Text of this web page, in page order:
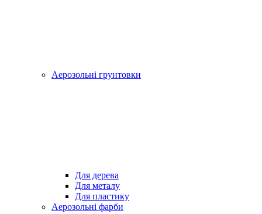
Аерозольні грунтовки
Для дерева
Для металу
Для пластику
Аерозольні фарби